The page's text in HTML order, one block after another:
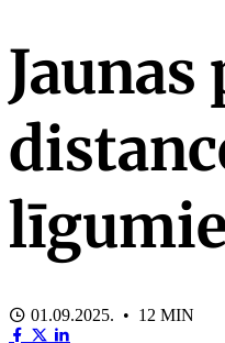
Jaunas
01.09.2025. • 12 MIN